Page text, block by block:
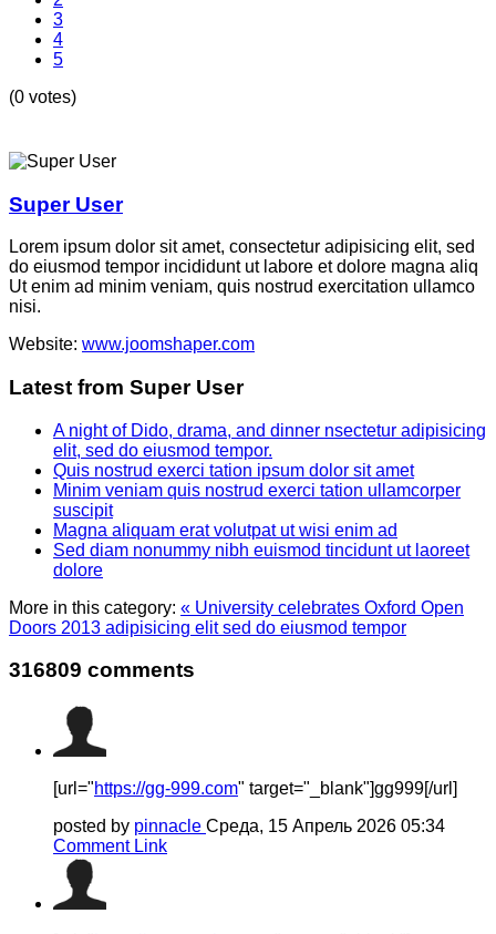
3
4
5
(0 votes)
Super User
Lorem ipsum dolor sit amet, consectetur adipisicing elit, sed
do eiusmod tempor incididunt ut labore et dolore magna aliq
Ut enim ad minim veniam, quis nostrud exercitation ullamco
nisi.
Website: www.joomshaper.com
Latest from Super User
A night of Dido, drama, and dinner nsectetur adipisicing
elit, sed do eiusmod tempor.
Quis nostrud exerci tation ipsum dolor sit amet
Minim veniam quis nostrud exerci tation ullamcorper
suscipit
Magna aliquam erat volutpat ut wisi enim ad
Sed diam nonummy nibh euismod tincidunt ut laoreet
dolore
More in this category: « University celebrates Oxford Open
Doors 2013 adipisicing elit sed do eiusmod tempor
316809 comments
[url="https://gg-999.com" target="_blank"]gg999[/url]
posted by pinnacle Среда, 15 Апрель 2026 05:34
Comment Link